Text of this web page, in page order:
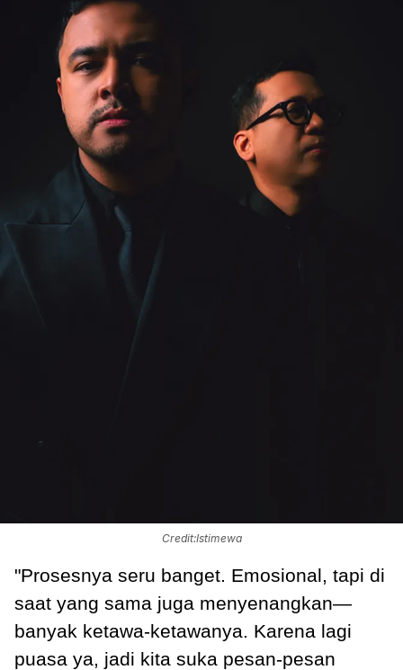
Credit:Istimewa
"Prosesnya seru banget. Emosional, tapi di
saat yang sama juga menyenangkan—
banyak ketawa-ketawanya. Karena lagi
puasa ya, jadi kita suka pesan-pesan